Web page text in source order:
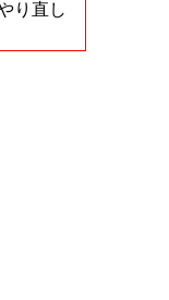
り直し